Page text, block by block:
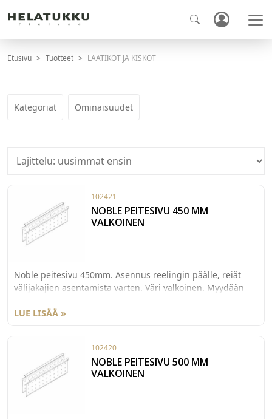
Etusivu Tuotteet LAATIKOT JA KISKOT
Kategoriat Ominaisuudet
102421
NOBLE PEITESIVU 450 MM
VALKOINEN
Noble peitesivu 450mm. Asennus reelingin päälle, reiät
välijakajien asentamista varten. Väri valkoinen. Myydään
LUE LISÄÄ »
102420
NOBLE PEITESIVU 500 MM
VALKOINEN